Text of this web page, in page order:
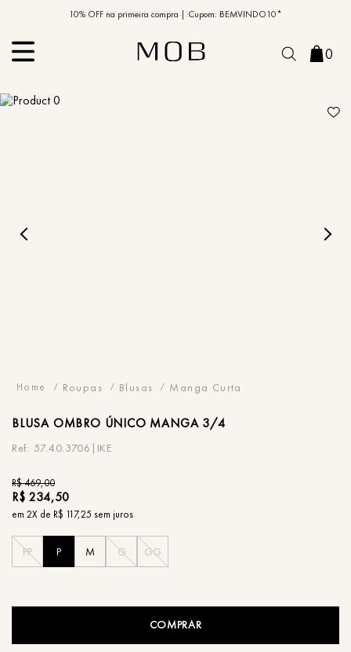
PIX MOB | 5%OFF - Seu look merece!
10% OFF na primeira compra | Cupom: BEMVINDO10*
0
Roupas Blusas Manga Curta
BLUSA OMBRO ÚNICO MANGA 3/4
57.40.3706|IKE
R$469,00
R$ 234,50
em 2X de R$ 117,25 sem juros
PP P M G GG
COMPRAR